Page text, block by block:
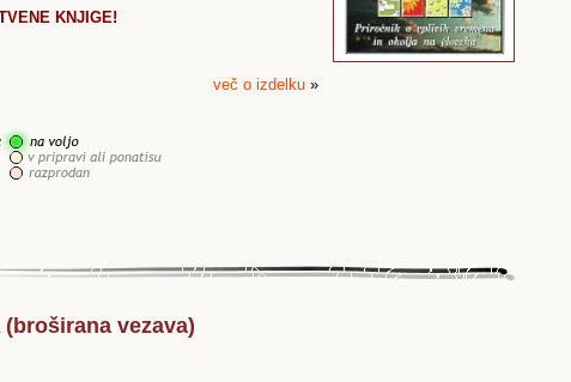
KNJIGE!
več o izdelku »
vezava)